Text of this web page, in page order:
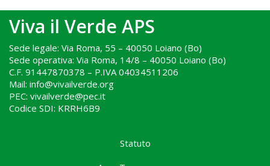
Viva il Verde APS
Sede legale: Via Roma, 55 – 40050 Loiano (Bo)
Sede operativa: Via Roma, 14/8 – 40050 Loiano (Bo)
C.F. 91447870378 – P.IVA 04034511206
Mail: info@vivailverde.org
PEC: vivailverde@pec.it
Codice SDI: KRRH6B9
Statuto